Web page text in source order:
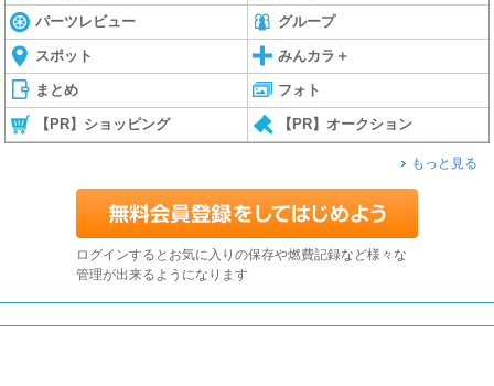
パーツレビュー グループ
スポット みんカラ＋
まとめ フォト
【PR】ショッピング 【PR】オークション
もっと見る
ログインするとお気に入りの保存や燃費記録など様々な
管理が出来るようになります